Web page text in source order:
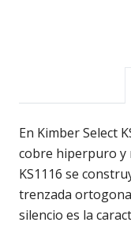
En Kimber Select
cobre hiperpuro y
KS1116 se
trenzada
silencio es la